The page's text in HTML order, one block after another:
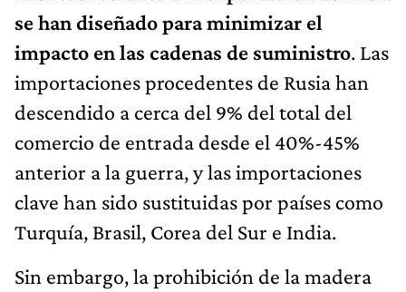
se han diseñado para minimizar el
impacto en las cadenas de suministro. Las
importaciones procedentes de Rusia han
descendido a cerca del 9% del total del
comercio de entrada desde el 40%-45%
anterior a la guerra, y las importaciones
clave han sido sustituidas por países como
Turquía, Brasil, Corea del Sur e India.
Sin embargo, la prohibición de la madera